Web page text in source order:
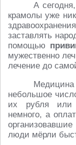
А
крамолы уже
заставлять
помощью
мужественно
лечение до
небольшое
их рубля или
немного, а
люди мёрли